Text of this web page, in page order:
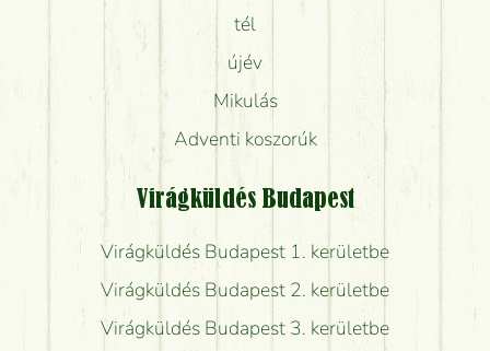
tél
újév
Mikulás
Adventi koszorúk
Virágküldés Budapest
Virágküldés Budapest 1. kerületbe
Virágküldés Budapest 2. kerületbe
Virágküldés Budapest 3. kerületbe